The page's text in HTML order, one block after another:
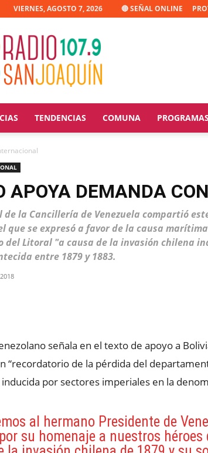
VIERNES, AGOSTO 7, 2026 🔴 SEÑAL ONLINE
Radio
Joaquín
TENDENCIAS COMUNA PROGRAMAS
APOYA DEMANDA
la Cancillería de Venezuela compartió
que se expresó a favor de la causa
del Litoral "a causa de la invasión chilena
entre 1879 y 1883.
señala en el texto de apoyo a
“recordatorio de la pérdida del
por sectores imperiales en la
al hermano Presidente de
su homenaje a nuestros héroes